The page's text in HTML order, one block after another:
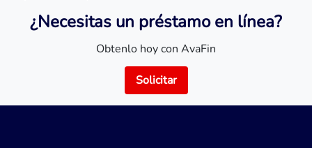
¿Necesitas un préstamo en línea?
Obtenlo hoy con AvaFin
Solicitar